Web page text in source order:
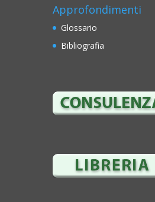
Approfondimenti
Glossario
Bibliografia